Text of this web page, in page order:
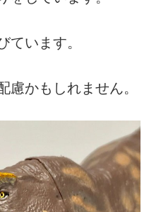
ています。
慮かもしれません。